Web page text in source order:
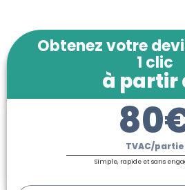
Obtenez votre
1 clic
à partir
TVAC/partie
Simple, rapide et sans